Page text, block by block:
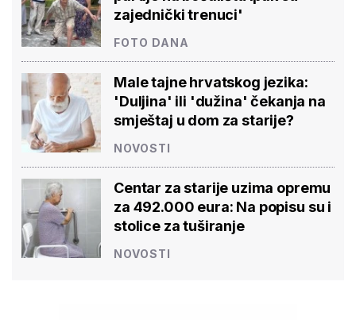
zajednički trenuci'
FOTO DANA
Male tajne hrvatskog jezika:
'Duljina' ili 'dužina' čekanja na
smještaj u dom za starije?
NOVOSTI
Centar za starije uzima opremu
za 492.000 eura: Na popisu su i
stolice za tuširanje
NOVOSTI